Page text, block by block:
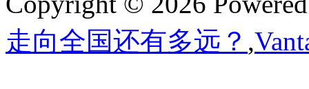
走向全国还有多远？ ,